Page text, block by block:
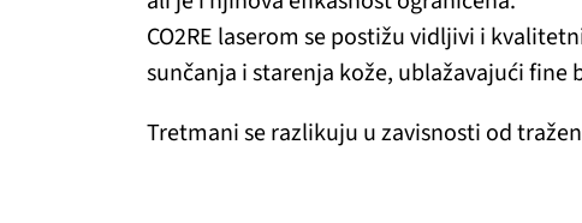
CO2RE laserom se postižu vidljivi i
sunčanja i starenja kože, ublažavajući fine
Tretmani se razlikuju u zavisnosti od